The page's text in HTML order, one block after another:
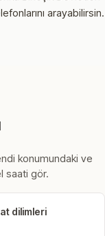
arayabilirsin.
konumundaki ve
saati gör.
dilimleri